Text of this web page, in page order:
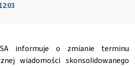
informuje o zmianie terminu
wiadomości skonsolidowanego